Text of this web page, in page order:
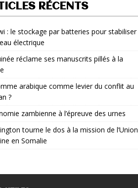
RÉCENTS
: le stockage par batteries pour stabiliser
électrique
réclame ses manuscrits pillés à la
arabique comme levier du conflit au
?
zambienne à l’épreuve des urnes
tourne le dos à la mission de l’Union
en Somalie